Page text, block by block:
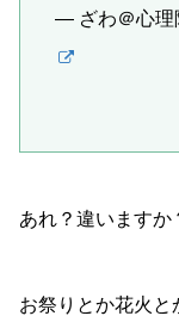
— ざわ＠心理
あれ？違いますか
お祭りとか花火と